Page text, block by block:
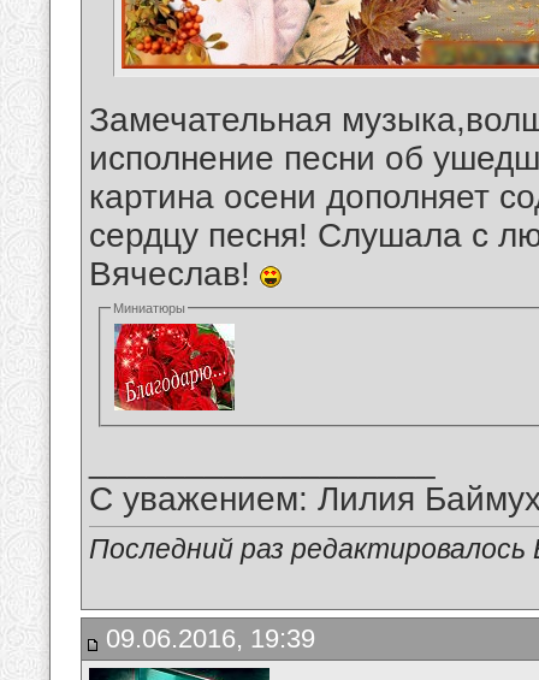
Замечательная
исполнение песни об
картина осени дополняет
сердцу песня! Слушала с
Вячеслав!
Миниатюры
С уважением: Лилия
Последний раз
09.06.2016, 19:39